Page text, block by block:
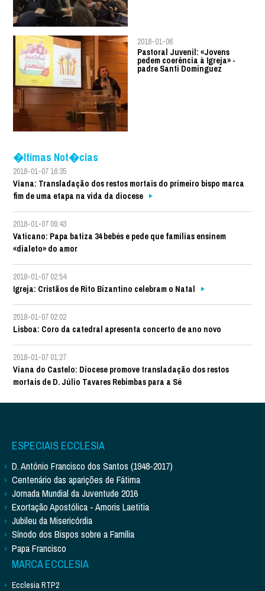
2018-01-06
Pastoral Juvenil: «Jovens
pedem coerência à Igreja» -
padre Santi Dominguez
�ltimas Not�cias
2018-01-07 16:35
Viana: Transladação dos restos mortais do primeiro bispo marca
fim de uma etapa na vida da diocese
2018-01-07 09:43
Vaticano: Papa batiza 34 bebés e pede que famílias ensinem
«dialeto» do amor
2018-01-07 02:54
Igreja: Cristãos de Rito Bizantino celebram o Natal
2018-01-07 02:02
Lisboa: Coro da catedral apresenta concerto de ano novo
2018-01-07 01:27
Viana do Castelo: Diocese promove transladação dos restos
mortais de D. Júlio Tavares Rebimbas para a Sé
ESPECIAIS ECCLESIA
D. António Francisco dos Santos (1948-2017)
Centenário das aparições de Fátima
Jornada Mundial da Juventude 2016
Exortação Apostólica - Amoris Laetitia
Jubileu da Misericórdia
Sínodo dos Bispos sobre a Família
Papa Francisco
MARCA ECCLESIA
Ecclesia RTP2